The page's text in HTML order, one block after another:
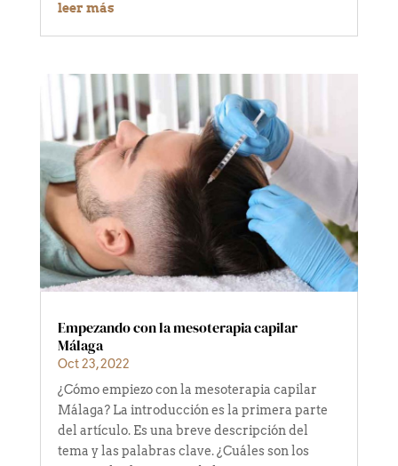
leer más
Empezando con la mesoterapia capilar
Málaga
Oct 23, 2022
¿Cómo empiezo con la mesoterapia capilar
Málaga? La introducción es la primera parte
del artículo. Es una breve descripción del
tema y las palabras clave. ¿Cuáles son los